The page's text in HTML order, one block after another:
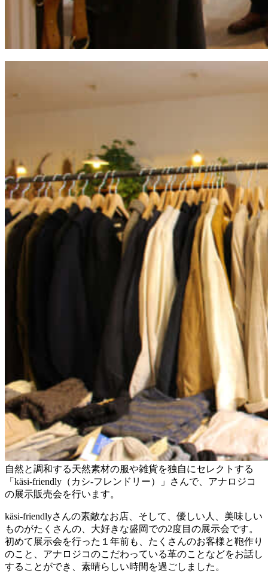
自然と調和する天然素材の服や雑貨を独自にセレクトする
「käsi-friendly（カシ-フレンドリー）」さんで、アナロジコ
の展示販売会を行います。
käsi-friendlyさんの素敵なお店、そして、優しい人、美味しい
ものがたくさんの、大好きな盛岡での2度目の展示会です。
初めて展示会を行った１年前も、たくさんのお客様と鞄作り
のこと、アナロジコのこだわっている革のことなどをお話し
することができ、素晴らしい時間を過ごしました。